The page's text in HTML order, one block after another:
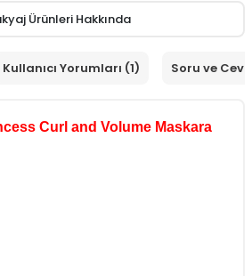
ÜrünüHEDİYE!
Ürünleri Hakkında
Kullanıcı Yorumları (1) Soru ve
Curl and Volume Maskara